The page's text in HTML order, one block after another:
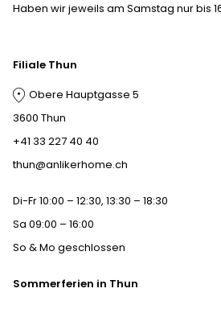
Haben wir jeweils am Samstag nur bis
Filiale Thun
Obere Hauptgasse 5
3600 Thun
+41 33 227 40 40
thun@anlikerhome.ch
Di-Fr 10:00 – 12:30, 13:30 – 18:30
Sa 09:00 – 16:00
So & Mo geschlossen
Sommerferien in Thun